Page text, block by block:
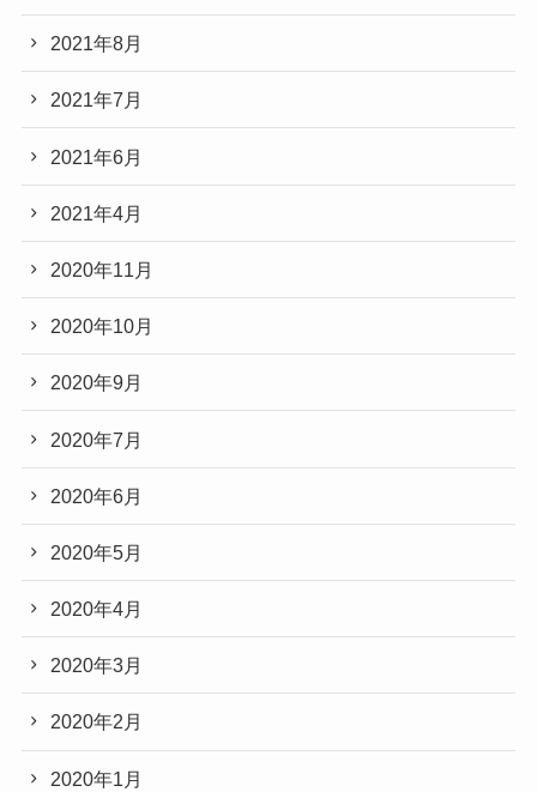
2021年8月
2021年7月
2021年6月
2021年4月
2020年11月
2020年10月
2020年9月
2020年7月
2020年6月
2020年5月
2020年4月
2020年3月
2020年2月
2020年1月